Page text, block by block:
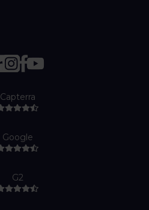
Capterra
Google
G2